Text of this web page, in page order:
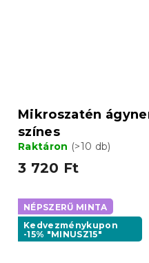
Mikroszatén
színes
Raktáron (>10 db)
3 720 Ft
NÉPSZERŰ MINTA
Kedvezménykupon
-15% "MINUSZ15"